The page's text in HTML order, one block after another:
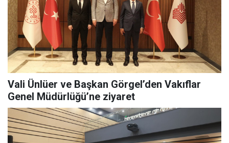
Vali Ünlüer ve Başkan Görgel’den Vakıflar
Genel Müdürlüğü’ne ziyaret